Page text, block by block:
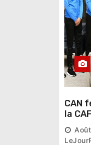
i
c
l
e
CAN
la
la